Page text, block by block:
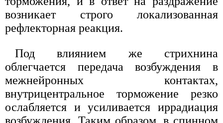
возникает строго локализованная
рефлекторная реакция.
Под влиянием же стрихнина
облегчается передача возбуждения в
межнейронных контактах,
внутрицентральное торможение резко
ослабляется и усиливается иррадиация